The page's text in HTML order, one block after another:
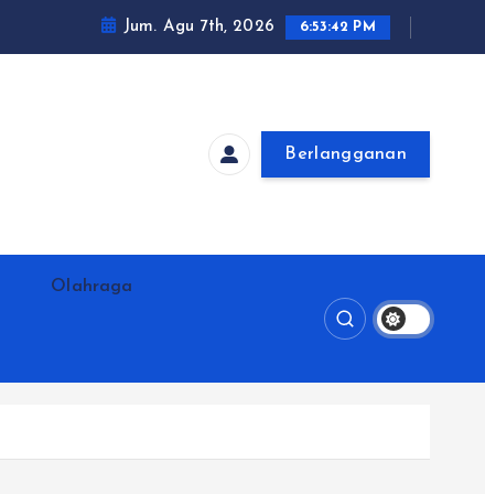
Jum. Agu 7th, 2026 6:53:43 PM
Berlangganan
Olahraga